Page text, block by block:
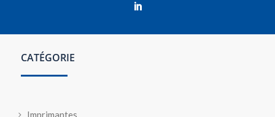

CATÉGORIE
Imprimantes